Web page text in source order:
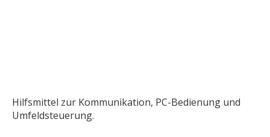
Hilfsmittel zur Kommunikation, PC-Bedienung und
Umfeldsteuerung.